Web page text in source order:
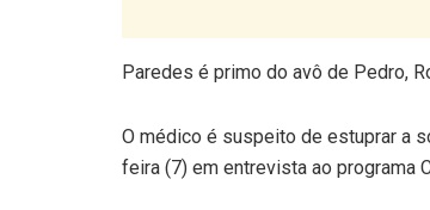
Paredes é primo do avô de Pedro,
O médico é suspeito de estuprar a
feira (7) em entrevista ao programa